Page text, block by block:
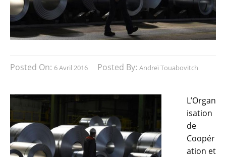
Posted On: 6 Avril 2016 Posted By: Andreï Touabovitch
L’Organ
isation
de
Coopér
ation et